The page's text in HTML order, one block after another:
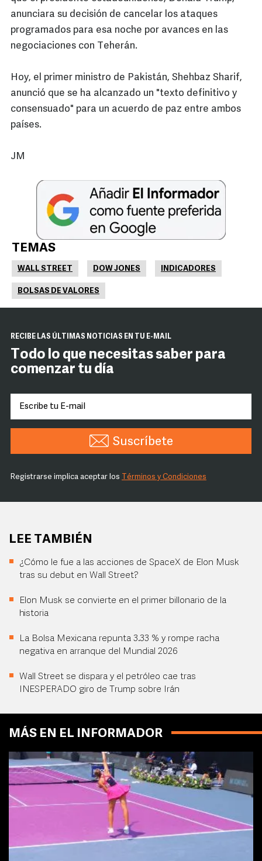
anunciara su decisión de cancelar los ataques
programados para esa noche por avances en las
negociaciones con Teherán.
Hoy, el primer ministro de Pakistán, Shehbaz Sharif,
anunció que se ha alcanzado un "texto definitivo y
consensuado" para un acuerdo de paz entre ambos
países.
JM
TEMAS
WALL STREET DOW JONES INDICADORES
BOLSAS DE VALORES
RECIBE LAS ÚLTIMAS NOTICIAS EN TU E-MAIL
Todo lo que necesitas saber para
comenzar tu día
Suscríbete
Registrarse implica aceptar los Términos y Condiciones
LEE TAMBIÉN
¿Cómo le fue a las acciones de SpaceX de Elon Musk
tras su debut en Wall Street?
Elon Musk se convierte en el primer billonario de la
historia
La Bolsa Mexicana repunta 3.33 % y rompe racha
negativa en arranque del Mundial 2026
Wall Street se dispara y el petróleo cae tras
INESPERADO giro de Trump sobre Irán
MÁS EN EL INFORMADOR